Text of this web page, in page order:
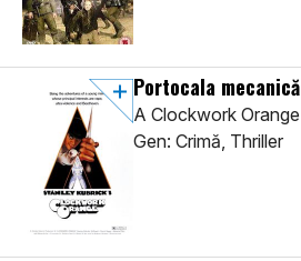
Portocala mecanică
A Clockwork Orange
Gen: Crimă, Thriller